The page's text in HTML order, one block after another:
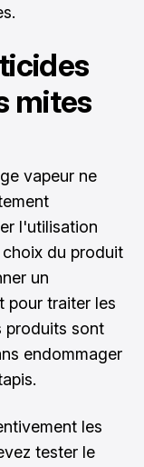
mites
vapeur ne
l'utilisation
choix du produit
un
pour traiter les
produits sont
endommager
les
tester le